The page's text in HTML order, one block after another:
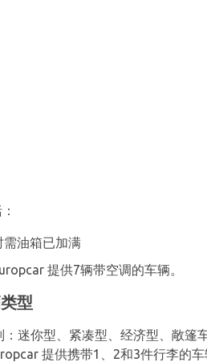
需油箱已加满
提供7辆带空调的车辆。
型
：迷你型、紧凑型、经济型、敞
提供携带1、2和3件行李的车